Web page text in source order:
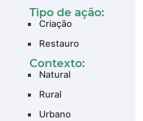
Tipo de ação:
Criação
Restauro
Contexto:
Natural
Rural
Urbano